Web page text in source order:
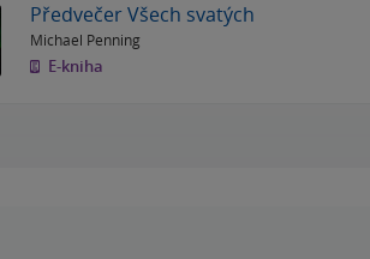
Předvečer Všech svatých
Michael Penning
E-kniha